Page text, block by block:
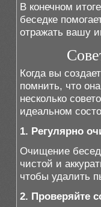
В конечном
беседке
отражать вашу
Когда вы
помнить, что
несколько
идеальном
1. Регулярно
Очищение
чистой и
чтобы удалить
2. Проверяйте